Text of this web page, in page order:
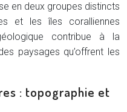
en deux groupes distincts
et les îles coralliennes
contribue à la
paysages qu’offrent les
: topographie et